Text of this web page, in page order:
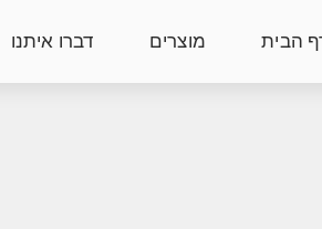
הבית מוצרים דברו איתנו